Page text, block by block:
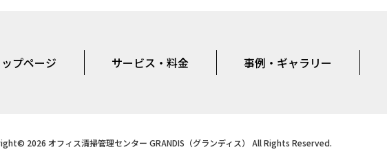
プページ サービス・料金 事例・ギャラリー
2026 オフィス清掃管理センター GRANDIS（グランディス） All Rights Reserved.